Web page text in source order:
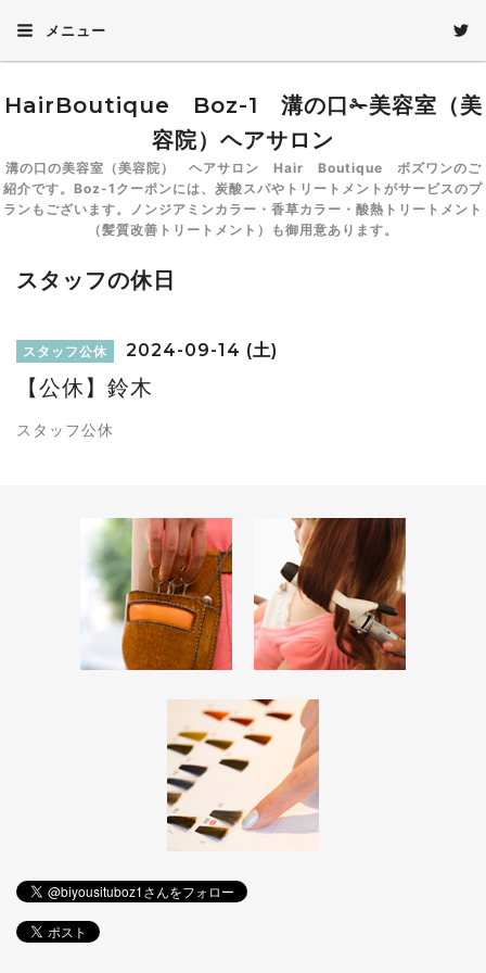
メニュー
HairBoutique Boz-1 溝の口✁美容室（美
容院）ヘアサロン
溝の口の美容室（美容院） ヘアサロン Hair Boutique ボズワンのご
紹介です。Boz-1クーポンには、炭酸スパやトリートメントがサービスのプ
ランもございます。ノンジアミンカラー・香草カラー・酸熱トリートメント
（髪質改善トリートメント）も御用意あります。
スタッフの休日
スタッフ公休 2024-09-14 (土)
【公休】鈴木
スタッフ公休